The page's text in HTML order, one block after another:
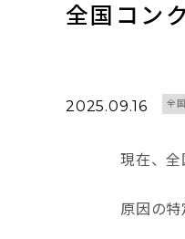
全国コン
2025.09.16 全
現在、全
原因の